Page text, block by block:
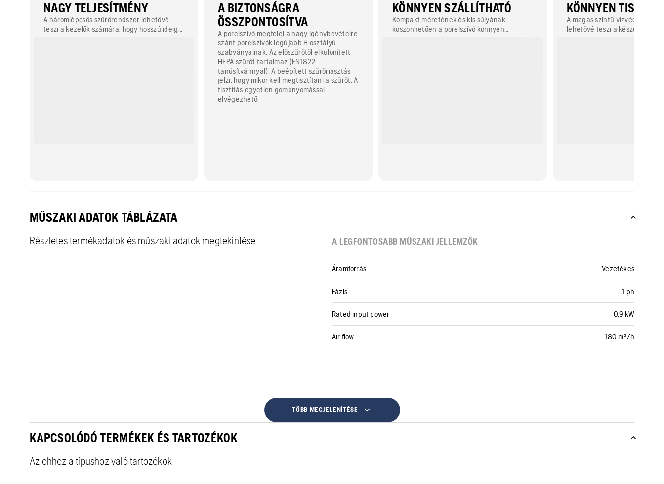
NAGY TELJESÍTMÉNY
A háromlépcsős szűrőrendszer lehetővé
teszi a kezelők számára, hogy hosszú ideig
A BIZTONSÁGRA
ÖSSZPONTOSÍTVA
A porelszívó megfelel a nagy igénybevételre
szánt porelszívók legújabb H osztályú
szabványainak. Az előszűrőtől elkülönített
HEPA szűrőt tartalmaz (EN1822
tanúsítvánnyal). A beépített szűrőriasztás
jelzi, hogy mikor kell megtisztítani a szűrőt. A
tisztítás egyetlen gombnyomással
elvégezhető.
KÖNNYEN SZÁLLÍTHATÓ
Kompakt méretének és kis súlyának
köszönhetően a porelszívó könnyen
KÖNNYEN
A magas szintű vízvédelmi
lehetővé teszi a készülék
MŰSZAKI ADATOK TÁBLÁZATA
Részletes termékadatok és műszaki adatok megtekintése A LEGFONTOSABB MŰSZAKI JELLEMZŐK
Áramforrás Vezetékes
Fázis 1 ph
Rated input power 0,9 kW
Air flow 180 m³/h
TÖBB MEGJELENÍTÉSE
KAPCSOLÓDÓ TERMÉKEK ÉS TARTOZÉKOK
Az ehhez a típushoz való tartozékok